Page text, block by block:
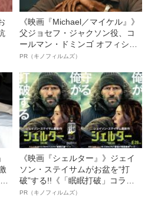
《映画『Michael／マイケル』》
父ジョセフ・ジャクソン役、コ
ールマン・ドミンゴ オフィシャ
ルインタビュー“観客を魅了した
語る”《日本興収70億円突破》
PR（キノフィルムズ）
《映画『シェルター』》ジェイ
ソン・ステイサムがお盆を“打
破”する!!《「眠眠打破」コラ
ボ》
PR（キノフィルムズ）